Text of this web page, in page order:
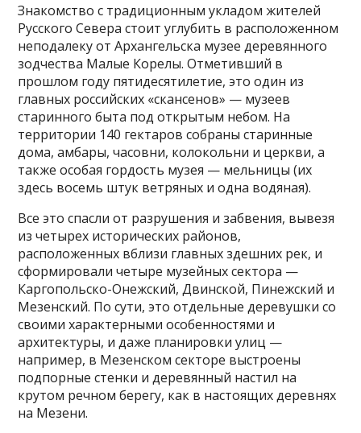
Знакомство с традиционным укладом жителей
Русского Севера стоит углубить в расположенном
неподалеку от Архангельска музее деревянного
зодчества Малые Корелы. Отметивший в
прошлом году пятидесятилетие, это один из
главных российских «скансенов» — музеев
старинного быта под открытым небом. На
территории 140 гектаров собраны старинные
дома, амбары, часовни, колокольни и церкви, а
также особая гордость музея — мельницы (их
здесь восемь штук ветряных и одна водяная).
Все это спасли от разрушения и забвения, вывезя
из четырех исторических районов,
расположенных вблизи главных здешних рек, и
сформировали четыре музейных сектора —
Каргопольско-Онежский, Двинской, Пинежский и
Мезенский. По сути, это отдельные деревушки со
своими характерными особенностями и
архитектуры, и даже планировки улиц —
например, в Мезенском секторе выстроены
подпорные стенки и деревянный настил на
крутом речном берегу, как в настоящих деревнях
на Мезени.